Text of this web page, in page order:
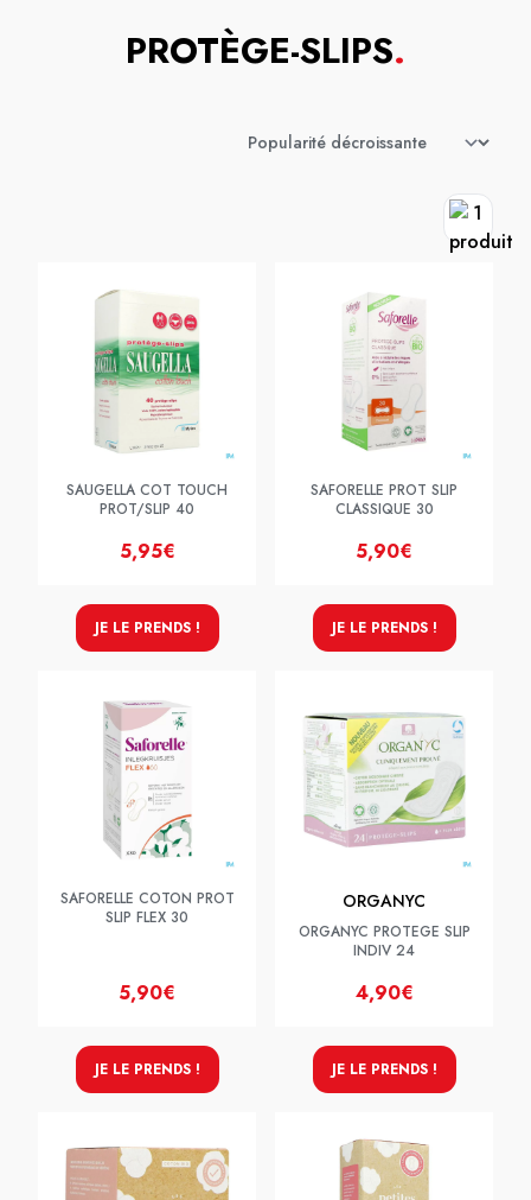
PROTÈGE-SLIPS.
SAUGELLA COT TOUCH
PROT/SLIP 40
5,95€
JE LE PRENDS !
SAFORELLE PROT SLIP
CLASSIQUE 30
5,90€
JE LE PRENDS !
SAFORELLE COTON PROT
SLIP FLEX 30
5,90€
JE LE PRENDS !
ORGANYC
ORGANYC PROTEGE SLIP
INDIV 24
4,90€
JE LE PRENDS !